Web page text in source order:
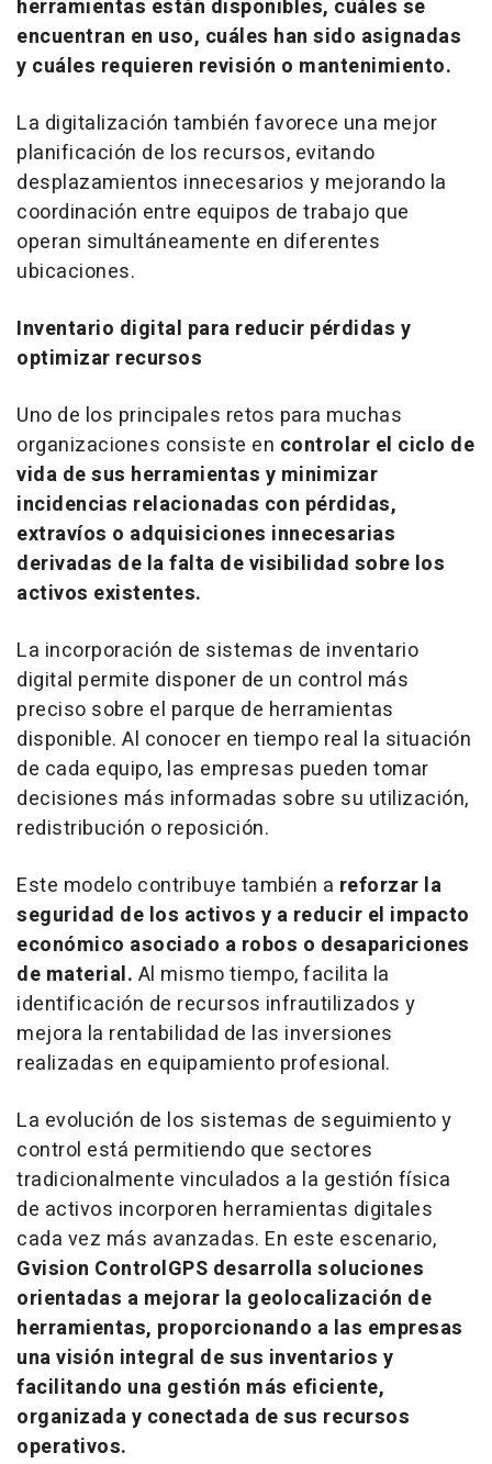
herramientas están disponibles, cuáles se
encuentran en uso, cuáles han sido asignadas
y cuáles requieren revisión o mantenimiento.
La digitalización también favorece una mejor
planificación de los recursos, evitando
desplazamientos innecesarios y mejorando la
coordinación entre equipos de trabajo que
operan simultáneamente en diferentes
ubicaciones.
Inventario digital para reducir pérdidas y
optimizar recursos
Uno de los principales retos para muchas
organizaciones consiste en controlar el ciclo de
vida de sus herramientas y minimizar
incidencias relacionadas con pérdidas,
extravíos o adquisiciones innecesarias
derivadas de la falta de visibilidad sobre los
activos existentes.
La incorporación de sistemas de inventario
digital permite disponer de un control más
preciso sobre el parque de herramientas
disponible. Al conocer en tiempo real la situación
de cada equipo, las empresas pueden tomar
decisiones más informadas sobre su utilización,
redistribución o reposición.
Este modelo contribuye también a reforzar la
seguridad de los activos y a reducir el impacto
económico asociado a robos o desapariciones
de material. Al mismo tiempo, facilita la
identificación de recursos infrautilizados y
mejora la rentabilidad de las inversiones
realizadas en equipamiento profesional.
La evolución de los sistemas de seguimiento y
control está permitiendo que sectores
tradicionalmente vinculados a la gestión física
de activos incorporen herramientas digitales
cada vez más avanzadas. En este escenario,
Gvision ControlGPS desarrolla soluciones
orientadas a mejorar la geolocalización de
herramientas, proporcionando a las empresas
una visión integral de sus inventarios y
facilitando una gestión más eficiente,
organizada y conectada de sus recursos
operativos.